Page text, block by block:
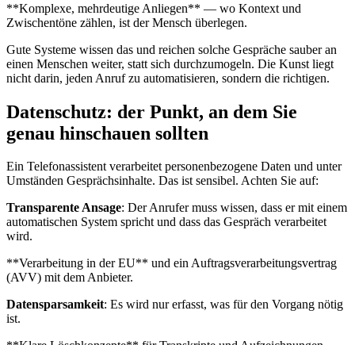
**Komplexe, mehrdeutige Anliegen** — wo Kontext und
Zwischentöne zählen, ist der Mensch überlegen.
Gute Systeme wissen das und reichen solche Gespräche sauber an
einen Menschen weiter, statt sich durchzumogeln. Die Kunst liegt
nicht darin, jeden Anruf zu automatisieren, sondern die richtigen.
Datenschutz: der Punkt, an dem Sie
genau hinschauen sollten
Ein Telefonassistent verarbeitet personenbezogene Daten und unter
Umständen Gesprächsinhalte. Das ist sensibel. Achten Sie auf:
Transparente Ansage: Der Anrufer muss wissen, dass er mit einem
automatischen System spricht und dass das Gespräch verarbeitet
wird.
**Verarbeitung in der EU** und ein Auftragsverarbeitungsvertrag
(AVV) mit dem Anbieter.
Datensparsamkeit: Es wird nur erfasst, was für den Vorgang nötig
ist.